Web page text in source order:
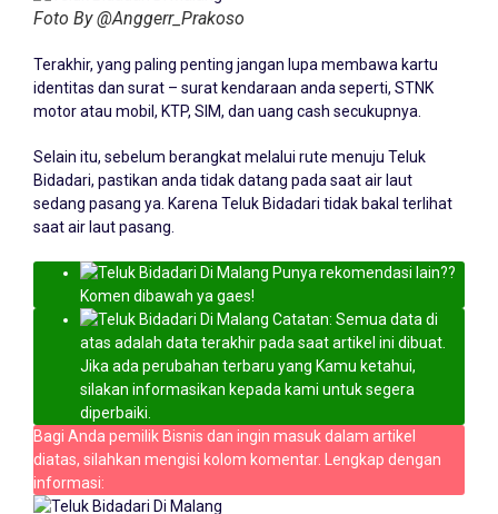
Foto By @Anggerr_Prakoso
Terakhir, yang paling penting jangan lupa membawa kartu
identitas dan surat – surat kendaraan anda seperti, STNK
motor atau mobil, KTP, SIM, dan uang cash secukupnya.
Selain itu, sebelum berangkat melalui rute menuju Teluk
Bidadari, pastikan anda tidak datang pada saat air laut
sedang pasang ya. Karena Teluk Bidadari tidak bakal terlihat
saat air laut pasang.
Punya rekomendasi lain??
Komen dibawah ya gaes!
Catatan: Semua data di
atas adalah data terakhir pada saat artikel ini dibuat.
Jika ada perubahan terbaru yang Kamu ketahui,
silakan informasikan kepada kami untuk segera
diperbaiki.
Bagi Anda pemilik Bisnis dan ingin masuk dalam artikel
diatas, silahkan mengisi kolom komentar. Lengkap dengan
informasi: